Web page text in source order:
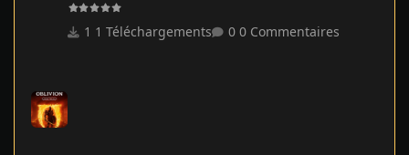
1 Téléchargements 0 Commentaires